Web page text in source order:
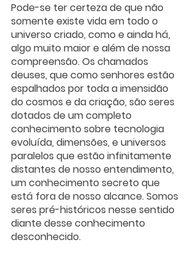
Pode-se ter certeza de que não
somente existe vida em todo o
universo criado, como e ainda há,
algo muito maior e além de nossa
compreensão. Os chamados
deuses, que como senhores estão
espalhados por toda a imensidão
do cosmos e da criação, são seres
dotados de um completo
conhecimento sobre tecnologia
evoluída, dimensões, e universos
paralelos que estão infinitamente
distantes de nosso entendimento,
um conhecimento secreto que
está fora de nosso alcance. Somos
seres pré-históricos nesse sentido
diante desse conhecimento
desconhecido.